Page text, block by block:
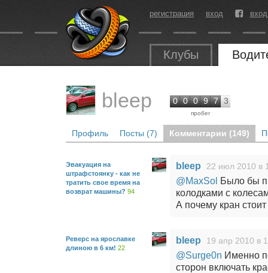
регистрация вход
Клубы
bleep 0 0 0 9 7 3
пробег
Профиль Посты (7) Комментарии (149)
Эвакуация на
штрафстоянку - как не
тратить свое время на
возврат машины? 94
bleep 22 июл 2010 в
@MaxSol Было бы
колодками с
А почему кран
Реверс на ярославке
длиною в 6 км! 22
bleep 19 апр 2010 в
@Surge0n Именно
сторон включать